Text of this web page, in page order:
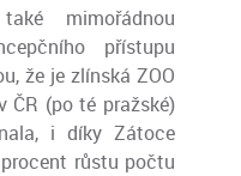
mimořádnou
přístupu
že je zlínská ZOO
ČR (po té pražské)
i díky Zátoce
růstu počtu